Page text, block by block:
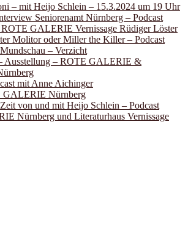
– mit Heijo Schlein – 15.3.2024 um 19 Uhr
Seniorenamt Nürnberg – Podcast
GALERIE Vernissage Rüdiger Löster
Molitor oder Miller the Killer – Podcast
– Verzicht
Ausstellung – ROTE GALERIE &
mit Anne Aichinger
GALERIE Nürnberg
von und mit Heijo Schlein – Podcast
Nürnberg und Literaturhaus Vernissage